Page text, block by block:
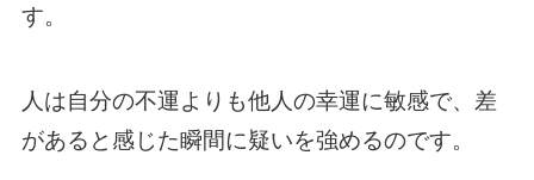
す。
人は自分の不運よりも他人の幸運に敏感で、差
があると感じた瞬間に疑いを強めるのです。